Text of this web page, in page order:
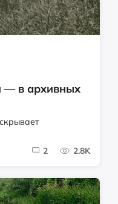
— в архивных
2 2.8K